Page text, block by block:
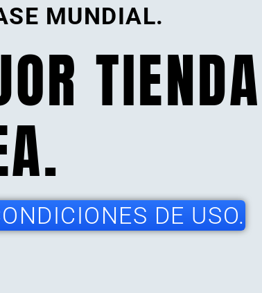
MUNDIAL.
TIENDA
DE USO.